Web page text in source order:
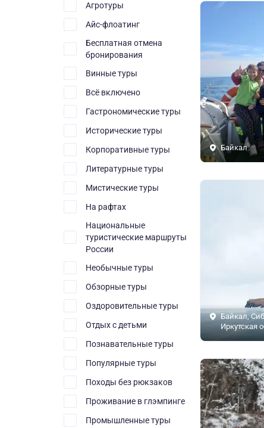
Агротуры
Айс-флоатинг
Бесплатная отмена
бронирования
Винные туры
Всё включено
Гастрономические туры
Исторические туры
Корпоративные туры
Литературные туры
Мистические туры
На рафтах
Национальные
туристические маршруты
России
Необычные туры
Обзорные туры
Оздоровительные туры
Отдых с детьми
Познавательные туры
Популярные туры
Походы без рюкзаков
Проживание в глэмпинге
Промышленные туры
Байкал
Байкал,
Иркутская